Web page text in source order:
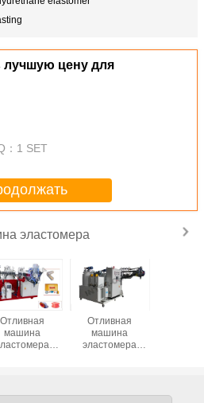
лучшую цену для
： 1 SET
эластомера
Отливная
машина
Отливная
машина
эластомера
дозировки,